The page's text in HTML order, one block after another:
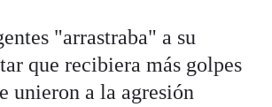
"arrastraba" a su
que recibiera más golpes
unieron a la agresión